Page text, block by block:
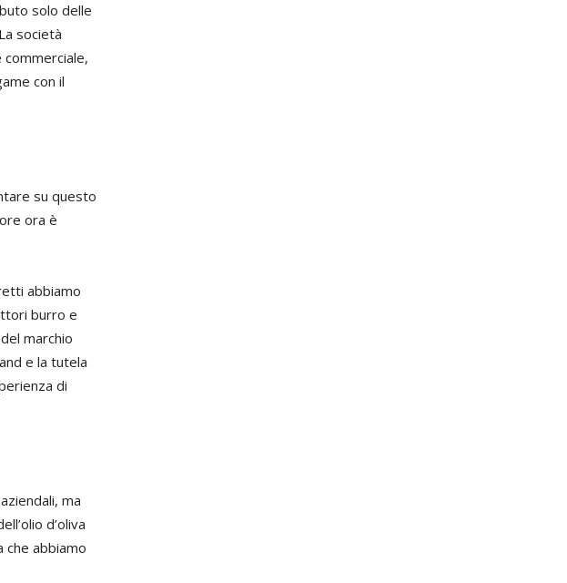
solo delle
società
commerciale,
con il
su questo
ora è
abbiamo
burro e
marchio
e la tutela
di
ma
d’oliva
che abbiamo